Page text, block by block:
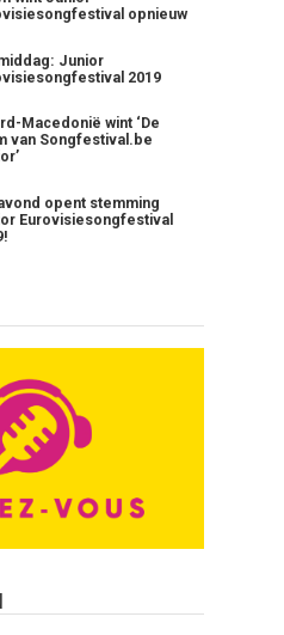
opnieuw
Junior
2019
Macedonië wint ‘De
van Songfestival.be
opent stemming
Eurovisiesongfestival